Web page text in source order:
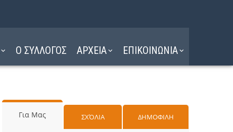
Ο ΣΥΛΛΟΓΟΣ ΑΡΧΕΙΑ ΕΠΙΚΟΙΝΩΝΙΑ
Για Μας ΣΧΌΛΙΑ ΔΗΜΟΦΙΛΗ